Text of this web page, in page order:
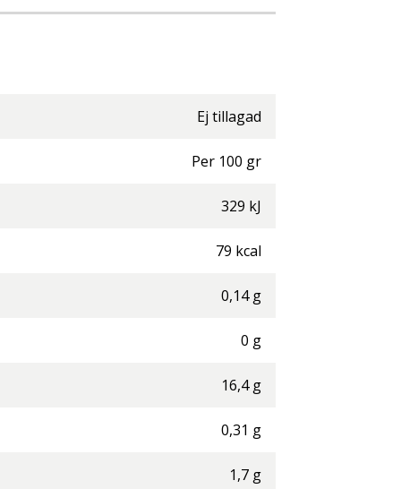
Ej tillagad
Per 100 gr
329 kJ
79 kcal
0,14 g
0 g
16,4 g
0,31 g
1,7 g